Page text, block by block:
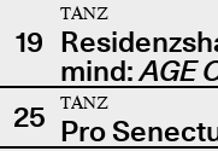
19
TANZ
mind:AGE
25
TANZ
Pro